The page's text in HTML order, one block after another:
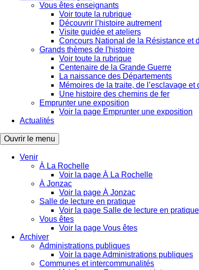
Vous êtes enseignants
Voir toute la rubrique
Découvrir l’histoire autrement
Visite guidée et ateliers
Concours National de la Résistance et
Grands thèmes de l'histoire
Voir toute la rubrique
Centenaire de la Grande Guerre
La naissance des Départements
Mémoires de la traite, de l’esclavage
Une histoire des chemins de fer
Emprunter une exposition
Voir la page Emprunter une exposition
Actualités
Ouvrir le menu
Venir
À La Rochelle
Voir la page À La Rochelle
À Jonzac
Voir la page À Jonzac
Salle de lecture en pratique
Voir la page Salle de lecture en pratique
Vous êtes
Voir la page Vous êtes
Archiver
Administrations publiques
Voir la page Administrations publiques
Communes et intercommunalités